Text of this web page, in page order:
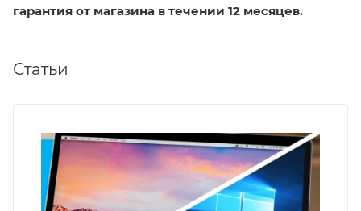
гарантия от магазина в течении 12 месяцев.
Статьи